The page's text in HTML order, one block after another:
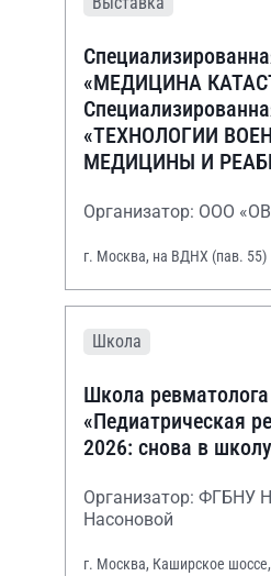
«МЕДИЦИНА
«ТЕХНОЛОГИИ
МЕДИЦИНЫ И
Организатор: ООО
г. Москва, на ВДНХ (пав. 55)
Школа
Школа ревматолога
«Педиатрическая
2026: снова в
Организатор: ФГБНУ
Насоновой
г. Москва, Каширское